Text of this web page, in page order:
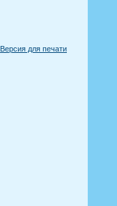
Версия для печати